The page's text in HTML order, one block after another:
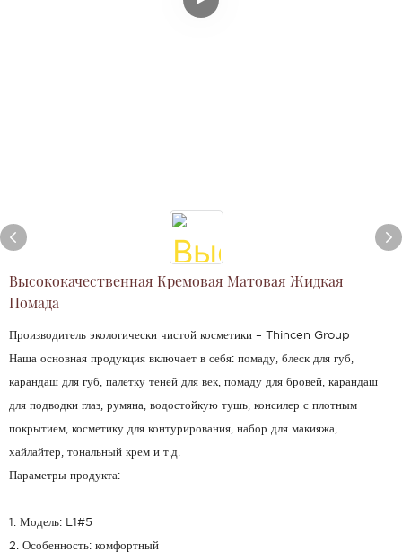
Высококачественная Кремовая Матовая Жидкая
Помада
Производитель экологически чистой косметики – Thincen Group
Наша основная продукция включает в себя: помаду, блеск для губ,
карандаш для губ, палетку теней для век, помаду для бровей, карандаш
для подводки глаз, румяна, водостойкую тушь, консилер с плотным
покрытием, косметику для контурирования, набор для макияжа,
хайлайтер, тональный крем и т.д.
Параметры продукта:
1. Модель: L1#5
2. Особенность: комфортный